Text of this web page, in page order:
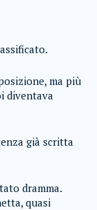
ma più
diventava
già scritta
dramma.
quasi